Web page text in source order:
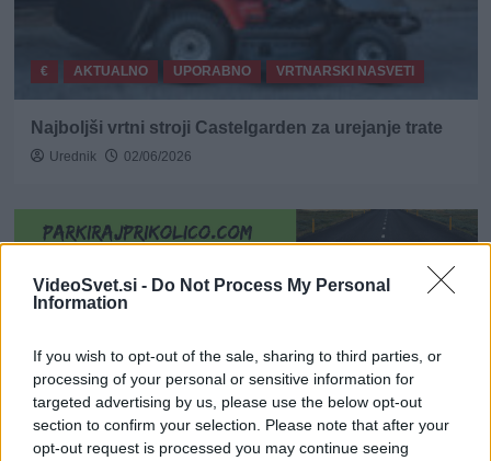
VideoSvet.si - Do Not Process My Personal
Information
If you wish to opt-out of the sale, sharing to third parties, or
processing of your personal or sensitive information for
targeted advertising by us, please use the below opt-out
section to confirm your selection. Please note that after your
opt-out request is processed you may continue seeing
€ AKTUALNO UPORABNO VRTNARSKI NASVETI
Najboljši vrtni stroji Castelgarden za urejanje trate
Urednik 02/06/2026
Naroči se na e-novice